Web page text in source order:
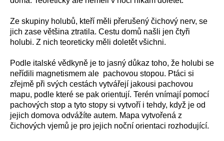
Ze skupiny holubů, kteří měli přerušený čichový nerv, se
jich zase většina ztratila. Cestu domů našli jen čtyři
holubi. Z nich teoreticky měli doletět všichni.
Podle italské vědkyně je to jasný důkaz toho, že holubi se
neřídili magnetismem ale pachovou stopou. Ptáci si
zřejmě při svých cestách vytvářejí jakousi pachovou
mapu, podle které se pak orientují. Terén vnímají pomocí
pachových stop a tyto stopy si vytvoří i tehdy, když je od
jejich domova odvážíte autem. Mapa vytvořená z
čichových vjemů je pro jejich noční orientaci rozhodující.